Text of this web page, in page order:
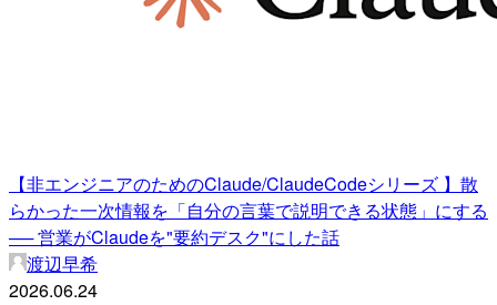
【非エンジニアのためのClaude/ClaudeCodeシリーズ 】散
らかった一次情報を「自分の言葉で説明できる状態」にする
── 営業がClaudeを"要約デスク"にした話
渡辺早希
2026.06.24